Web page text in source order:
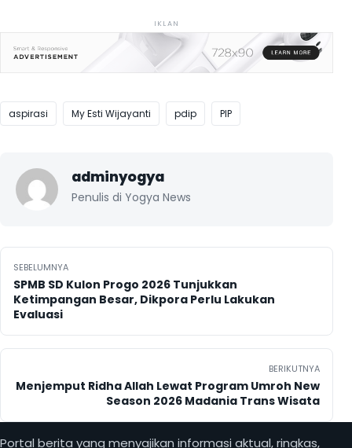
IKLAN
aspirasi My Esti Wijayanti pdip PIP
adminyogya
Penulis di Yogya News
Navigasi pos
SEBELUMNYA
SPMB SD Kulon Progo 2026 Tunjukkan
Ketimpangan Besar, Dikpora Perlu Lakukan
Evaluasi
BERIKUTNYA
Menjemput Ridha Allah Lewat Program Umroh New
Season 2026 Madania Trans Wisata
Portal berita yang menyajikan informasi aktual, ringkas,